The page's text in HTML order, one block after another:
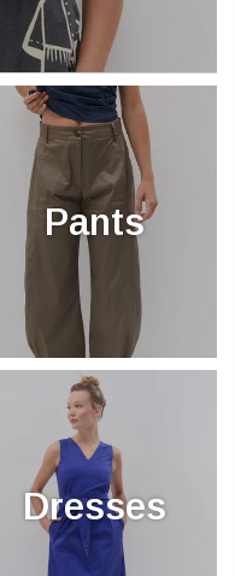
Pants
Dresses